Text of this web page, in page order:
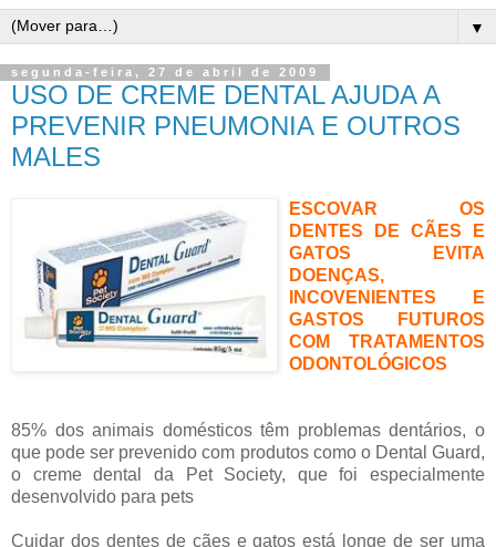
▼
segunda-feira, 27 de abril de 2009
USO DE CREME DENTAL AJUDA A
PREVENIR PNEUMONIA E OUTROS
MALES
ESCOVAR OS
DENTES DE CÃES E
GATOS EVITA
DOENÇAS,
INCOVENIENTES E
GASTOS FUTUROS
COM TRATAMENTOS
ODONTOLÓGICOS
85% dos animais domésticos têm problemas dentários, o
que pode ser prevenido com produtos como o Dental Guard,
o creme dental da Pet Society, que foi especialmente
desenvolvido para pets
Cuidar dos dentes de cães e gatos está longe de ser uma